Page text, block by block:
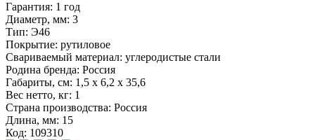
Гарантия: 1 год
Диаметр, мм: 3
Тип: Э46
Покрытие: рутиловое
Свариваемый материал: углеродистые стали
Родина бренда: Россия
Габариты, см: 1,5 х 6,2 х 35,6
Вес нетто, кг: 1
Страна производства: Россия
Длина, мм: 15
Код: 109310